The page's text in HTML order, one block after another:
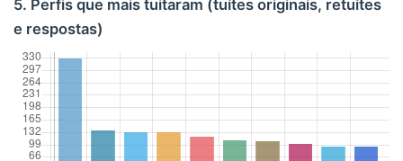
5. Perfis que mais tuitaram (tuítes originais, retuítes
e respostas)